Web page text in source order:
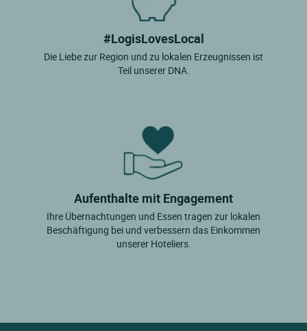
#LogisLovesLocal
Die Liebe zur Region und zu lokalen Erzeugnissen ist
Teil unserer DNA.
Aufenthalte mit Engagement
Ihre Übernachtungen und Essen tragen zur lokalen
Beschäftigung bei und verbessern das Einkommen
unserer Hoteliers.